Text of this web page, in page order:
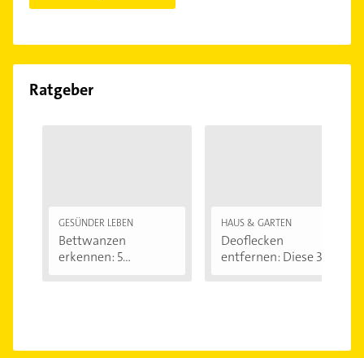
Ratgeber
GESÜNDER LEBEN
Bettwanzen
erkennen: 5
HAUS & GARTEN
Deoflecken
entfernen: Diese 3